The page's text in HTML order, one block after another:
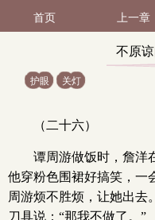
首页 上一章
不原谅
护眼 关灯
（二十六）
谭周游做饭时，詹洋
他穿粉色围裙好搞笑，一
周游烦不胜烦，让她出去
刀具说：“那我不做了。”